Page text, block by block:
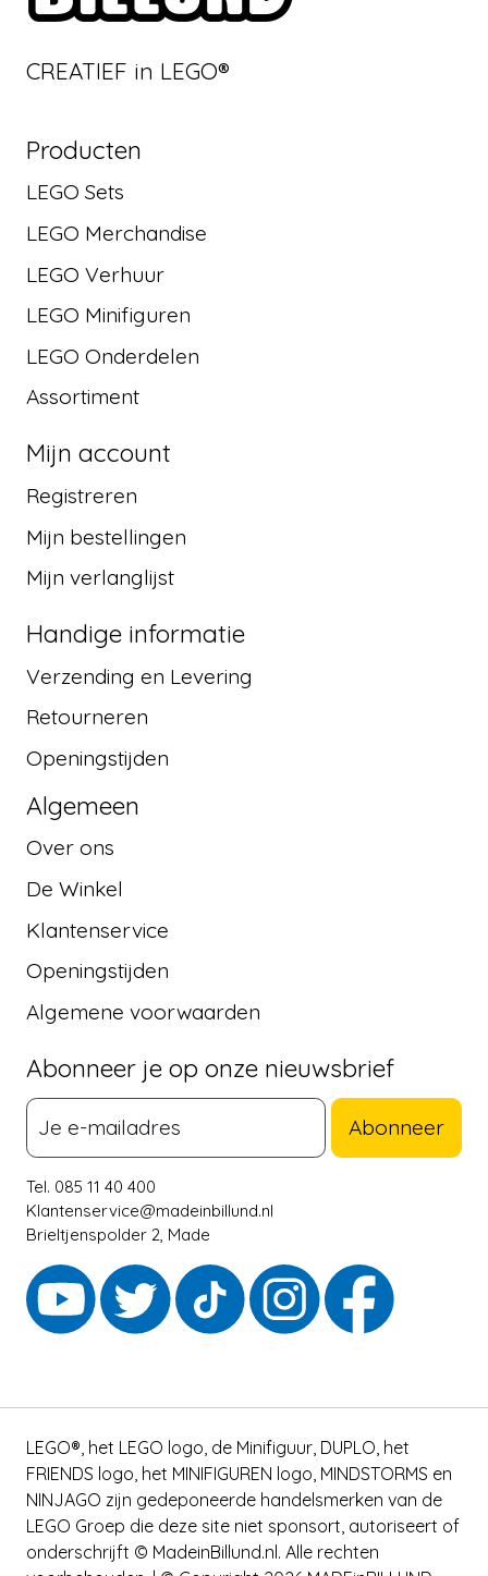
CREATIEF in LEGO®
Producten
LEGO Sets
LEGO Merchandise
LEGO Verhuur
LEGO Minifiguren
LEGO Onderdelen
Assortiment
Mijn account
Registreren
Mijn bestellingen
Mijn verlanglijst
Handige informatie
Verzending en Levering
Retourneren
Openingstijden
Algemeen
Over ons
De Winkel
Klantenservice
Openingstijden
Algemene voorwaarden
Abonneer je op onze nieuwsbrief
Abonneer
Tel. 085 11 40 400
Klantenservice@madeinbillund.nl
Brieltjenspolder 2, Made
LEGO®, het LEGO logo, de Minifiguur, DUPLO, het
FRIENDS logo, het MINIFIGUREN logo, MINDSTORMS en
NINJAGO zijn gedeponeerde handelsmerken van de
LEGO Groep die deze site niet sponsort, autoriseert of
onderschrijft © MadeinBillund.nl. Alle rechten